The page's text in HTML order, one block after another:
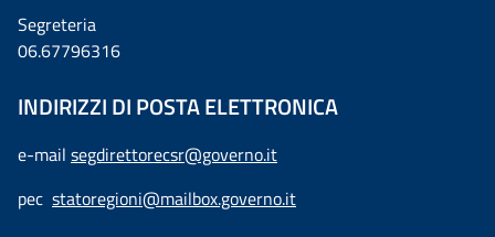
Segreteria
06.67796316
INDIRIZZI DI POSTA ELETTRONICA
e-mail segdirettorecsr@governo.it
pec statoregioni@mailbox.governo.it